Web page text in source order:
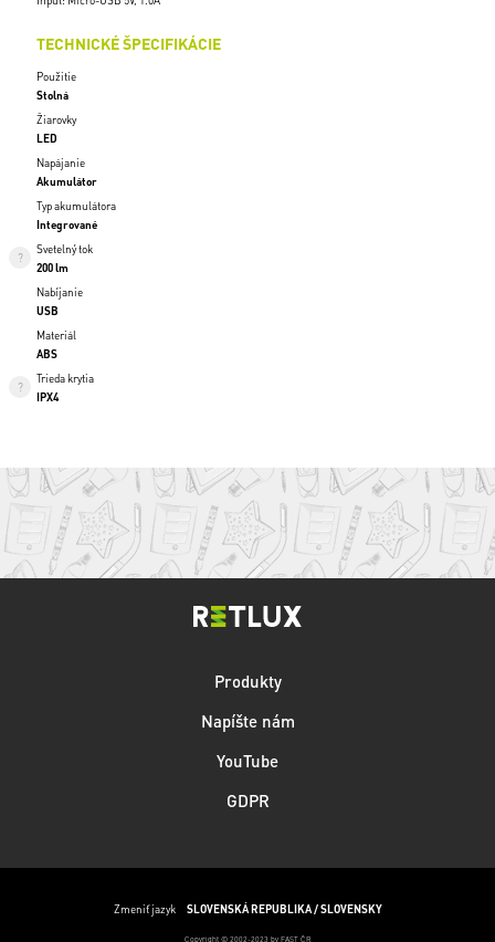
TECHNICKÉ ŠPECIFIKÁCIE
Použitie
Stolná
Žiarovky
LED
Napájanie
Akumulátor
Typ akumulátora
Integrované
Svetelný tok
200 lm
Nabíjanie
USB
Materiál
ABS
Trieda krytia
IPX4
Produkty
Napíšte nám
YouTube
GDPR
Zmeniť jazyk SLOVENSKÁ REPUBLIKA / SLOVENSKY
Copyright © 2002-2023 by FAST ČR